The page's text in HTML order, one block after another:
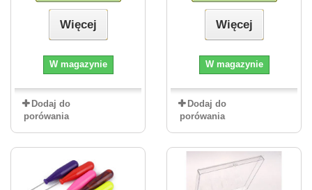
Więcej
W magazynie
Dodaj do
porówania
Więcej
W magazynie
Dodaj do
porówania